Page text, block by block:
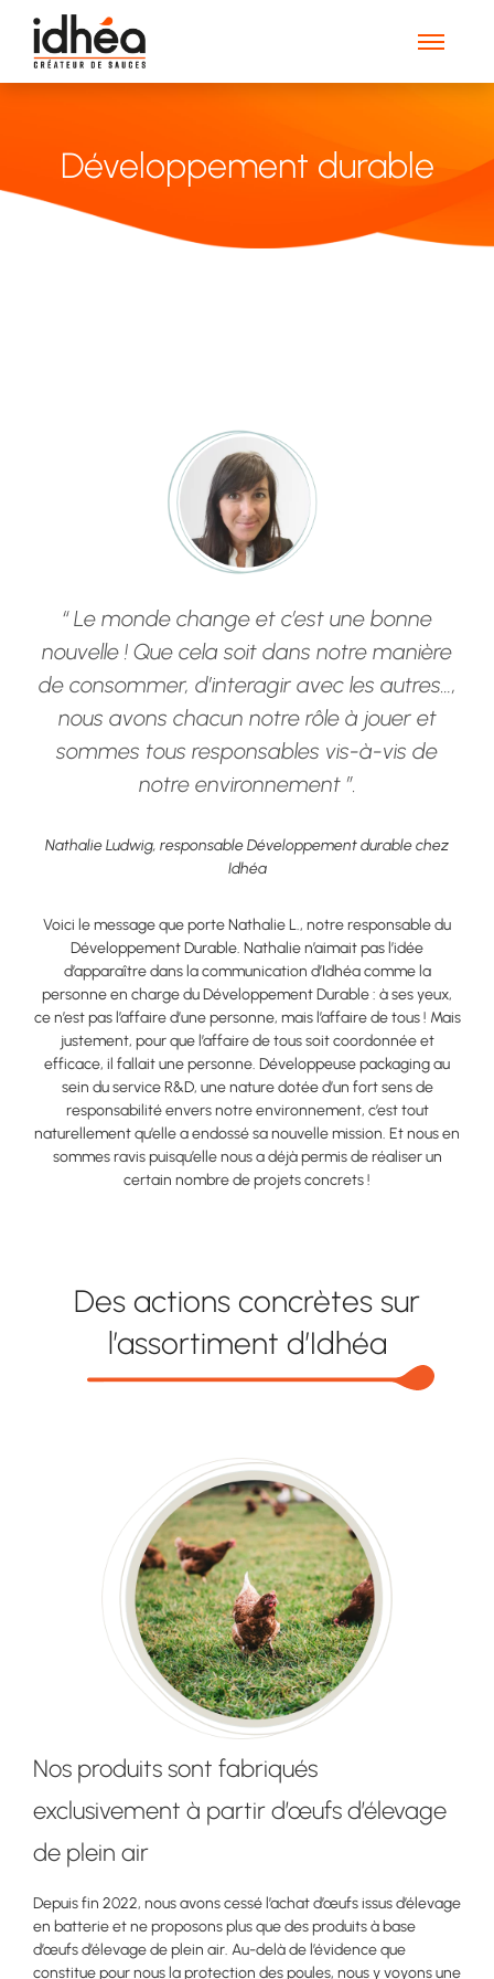
Développement durable
“ Le monde change et c’est une bonne
nouvelle ! Que cela soit dans notre manière
de consommer, d’interagir avec les autres…,
nous avons chacun notre rôle à jouer et
sommes tous responsables vis-à-vis de
notre environnement ”.
Nathalie Ludwig, responsable Développement durable chez
Idhéa
Voici le message que porte Nathalie L., notre responsable du
Développement Durable. Nathalie n’aimait pas l’idée
d’apparaître dans la communication d’Idhéa comme la
personne en charge du Développement Durable : à ses yeux,
ce n’est pas l’affaire d’une personne, mais l’affaire de tous ! Mais
justement, pour que l’affaire de tous soit coordonnée et
efficace, il fallait une personne. Développeuse packaging au
sein du service R&D, une nature dotée d’un fort sens de
responsabilité envers notre environnement, c’est tout
naturellement qu’elle a endossé sa nouvelle mission. Et nous en
sommes ravis puisqu’elle nous a déjà permis de réaliser un
certain nombre de projets concrets !
Des actions concrètes sur
l’assortiment d’Idhéa
Nos produits sont fabriqués
exclusivement à partir d’œufs d’élevage
de plein air
Depuis fin 2022, nous avons cessé l’achat d’œufs issus d’élevage
en batterie et ne proposons plus que des produits à base
d’œufs d’élevage de plein air. Au-delà de l’évidence que
constitue pour nous la protection des poules, nous y voyons une